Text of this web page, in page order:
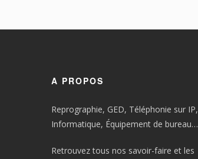
A PROPOS
Reprographie, GED, Téléphonie sur IP,
Informatique, Équipement de bureau…
Retrouvez tous nos savoir-faire et les